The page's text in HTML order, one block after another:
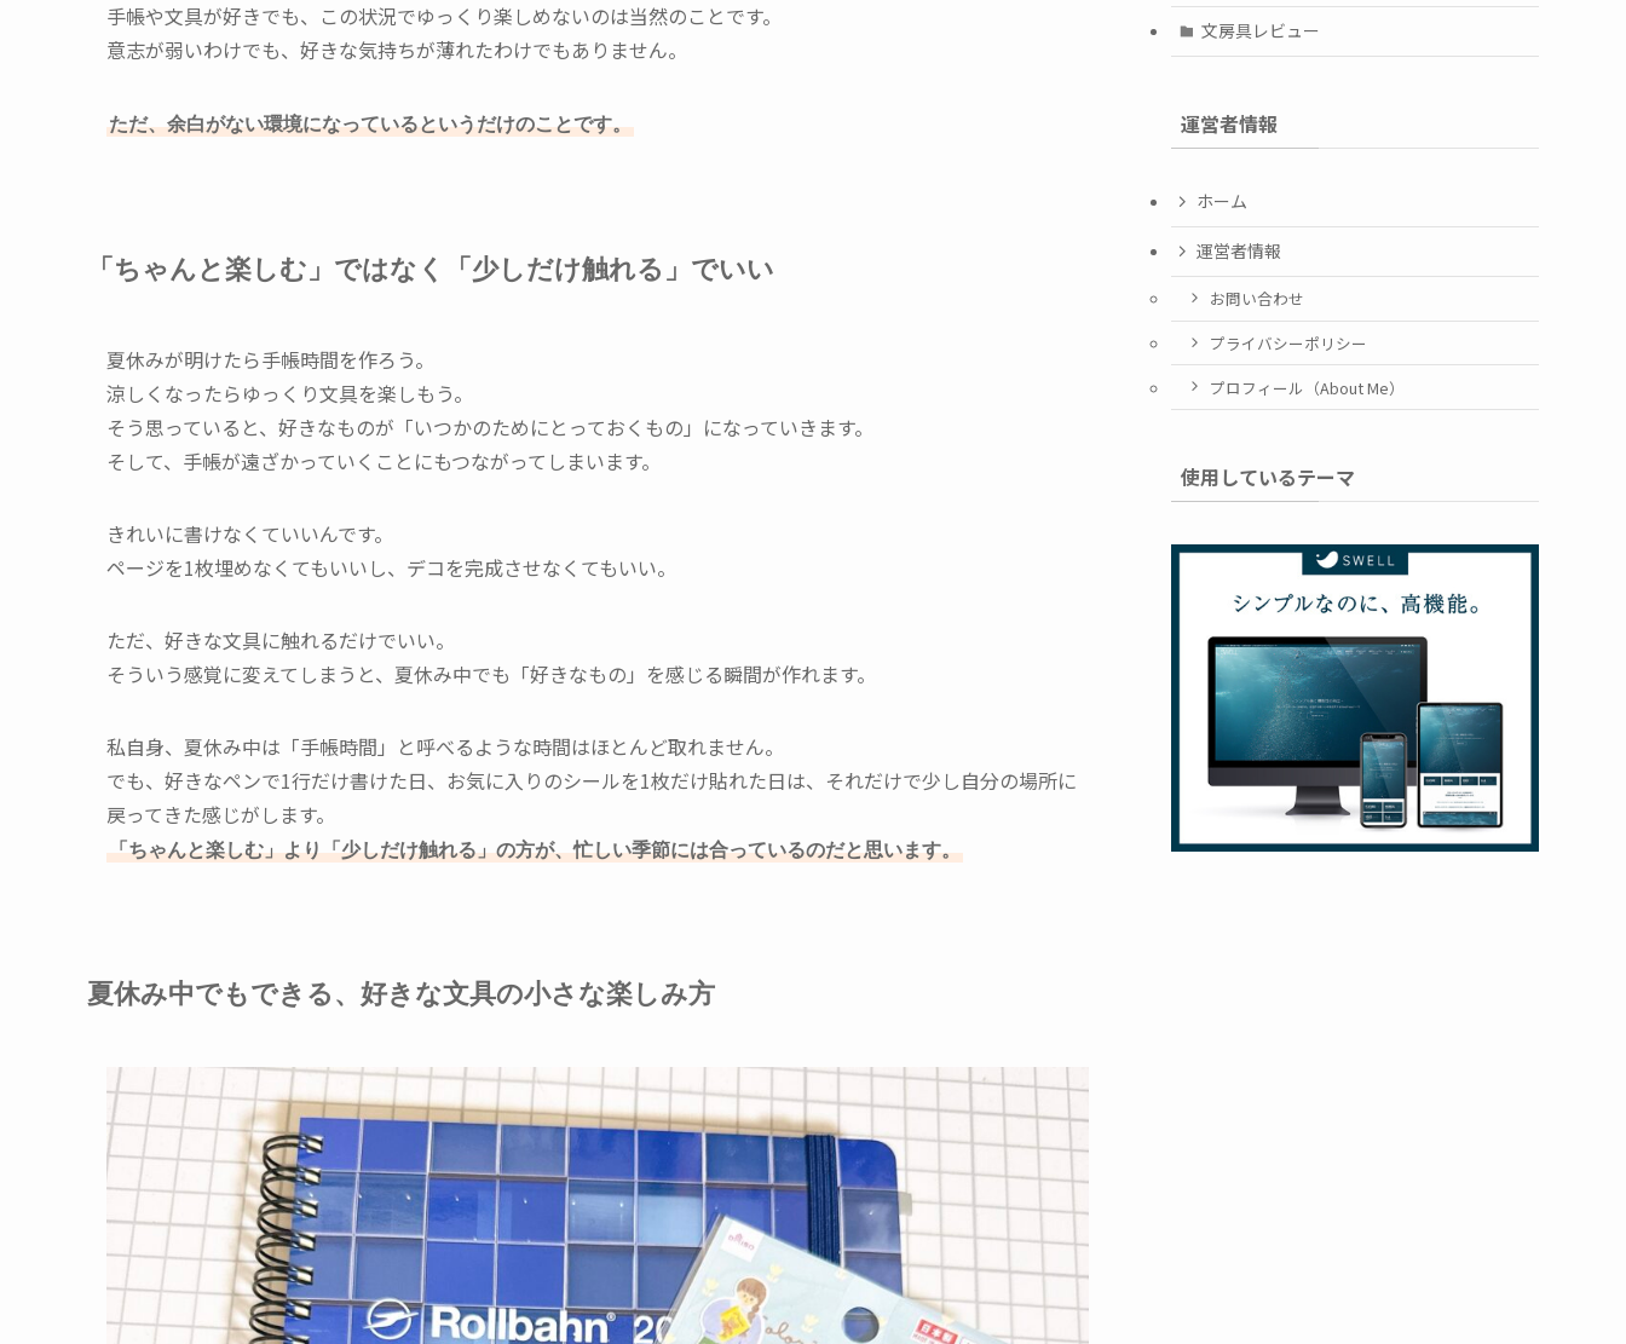
手帳や文具が好きでも、この状況でゆっくり楽しめないのは当然のことです。
意志が弱いわけでも、好きな気持ちが薄れたわけでもありません。
ただ、余白がない環境になっているというだけのことです。
「ちゃんと楽しむ」ではなく「少しだけ触れる」でいい
夏休みが明けたら手帳時間を作ろう。
涼しくなったらゆっくり文具を楽しもう。
そう思っていると、好きなものが「いつかのためにとっておくもの」になっていきます。
そして、手帳が遠ざかっていくことにもつながってしまいます。
きれいに書けなくていいんです。
ページを1枚埋めなくてもいいし、デコを完成させなくてもいい。
ただ、好きな文具に触れるだけでいい。
そういう感覚に変えてしまうと、夏休み中でも「好きなもの」を感じる瞬間が作れます。
私自身、夏休み中は「手帳時間」と呼べるような時間はほとんど取れません。
でも、好きなペンで1行だけ書けた日、お気に入りのシールを1枚だけ貼れた日は、それだけで少し自分の場所に
戻ってきた感じがします。
「ちゃんと楽しむ」より「少しだけ触れる」の方が、忙しい季節には合っているのだと思います。
夏休み中でもできる、好きな文具の小さな楽しみ方
文房具レビュー
運営者情報
ホーム
運営者情報
お問い合わせ
プライバシーポリシー
プロフィール（About Me）
使用しているテーマ